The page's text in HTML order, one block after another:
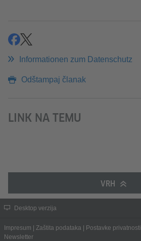
teilentweeten
Informationen zum Datenschutz
Odštampaj članak
LINK NA TEMU
VRH
Desktop verzija
Impresum | Zaštita podataka | Postavke privatnosti
Newsletter